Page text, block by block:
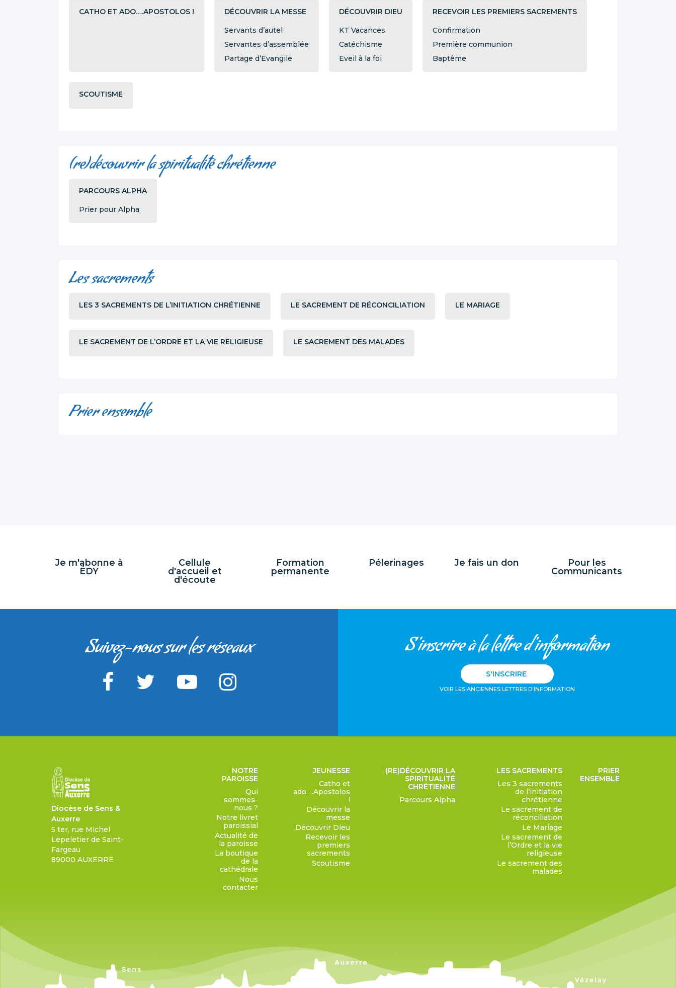
CATHO ET ADO….APOSTOLOS ! DÉCOUVRIR LA MESSE
Servants d’autel
Servantes d’assemblée
Partage d’Evangile
DÉCOUVRIR DIEU
KT Vacances
Catéchisme
Eveil à la foi
RECEVOIR LES PREMIERS SACREMENTS
Confirmation
Première communion
Baptême
SCOUTISME
(re)découvrir la spiritualité chrétienne
PARCOURS ALPHA
Prier pour Alpha
Les sacrements
LES 3 SACREMENTS DE L’INITIATION CHRÉTIENNE LE SACREMENT DE RÉCONCILIATION LE MARIAGE
LE SACREMENT DE L’ORDRE ET LA VIE RELIGIEUSE LE SACREMENT DES MALADES
Prier ensemble
Je m'abonne à
ÉDY
Cellule
d'accueil et
d'écoute
Formation
permanente
Pélerinages Je fais un don
Pour les
Communicants
Suivez-nous sur les réseaux S'inscrire à la lettre d'information
S'INSCRIRE
VOIR LES ANCIENNES LETTRES D'INFORMATION
Diocèse de Sens &
Auxerre
5 ter, rue Michel
Lepeletier de Saint-
Fargeau
89000 AUXERRE
NOTRE
PAROISSE
Qui
sommes-
nous ?
Notre livret
paroissial
Actualité de
la paroisse
La boutique
de la
cathédrale
Nous
contacter
JEUNESSE
Catho et
ado….Apostolos
!
Découvrir la
messe
Découvrir Dieu
Recevoir les
premiers
sacrements
Scoutisme
(RE)DÉCOUVRIR LA
SPIRITUALITÉ
CHRÉTIENNE
Parcours Alpha
LES SACREMENTS
Les 3 sacrements
de l’initiation
chrétienne
Le sacrement de
réconciliation
Le Mariage
Le sacrement de
l’Ordre et la vie
religieuse
Le sacrement des
malades
PRIER
ENSEMBLE